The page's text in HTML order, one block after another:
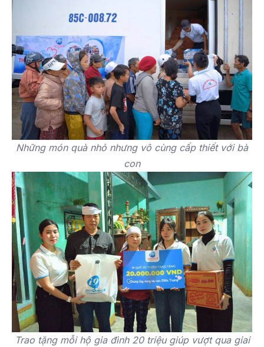
Những món quà nhỏ nhưng vô cùng cấp thiết với bà
con
Trao tặng mỗi hộ gia đình 20 triệu giúp vượt qua giai